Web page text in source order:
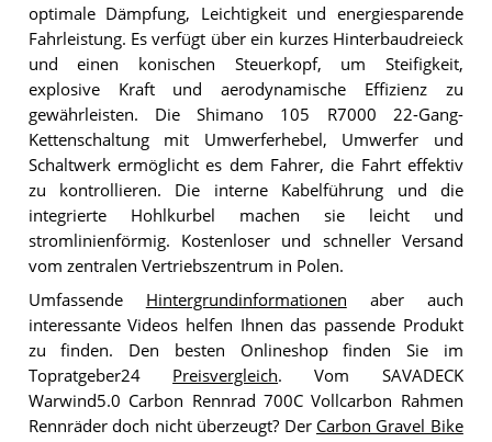
optimale Dämpfung, Leichtigkeit und energiesparende
Fahrleistung. Es verfügt über ein kurzes Hinterbaudreieck
und einen konischen Steuerkopf, um Steifigkeit,
explosive Kraft und aerodynamische Effizienz zu
gewährleisten. Die Shimano 105 R7000 22-Gang-
Kettenschaltung mit Umwerferhebel, Umwerfer und
Schaltwerk ermöglicht es dem Fahrer, die Fahrt effektiv
zu kontrollieren. Die interne Kabelführung und die
integrierte Hohlkurbel machen sie leicht und
stromlinienförmig. Kostenloser und schneller Versand
vom zentralen Vertriebszentrum in Polen.
Umfassende Hintergrundinformationen aber auch
interessante Videos helfen Ihnen das passende Produkt
zu finden. Den besten Onlineshop finden Sie im
Topratgeber24 Preisvergleich. Vom SAVADECK
Warwind5.0 Carbon Rennrad 700C Vollcarbon Rahmen
Rennräder doch nicht überzeugt? Der Carbon Gravel Bike